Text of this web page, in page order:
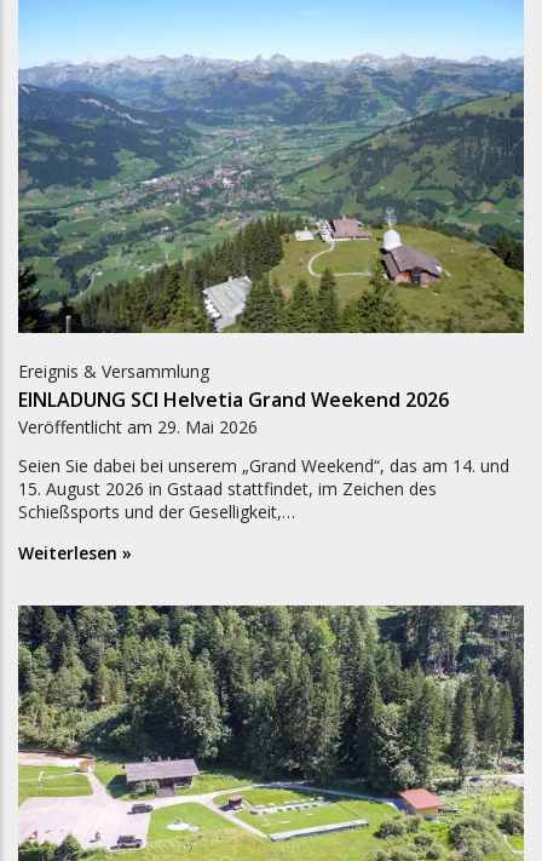
Ereignis & Versammlung
EINLADUNG SCI Helvetia Grand Weekend 2026
Veröffentlicht am 29. Mai 2026
Seien Sie dabei bei unserem „Grand Weekend“, das am 14. und
15. August 2026 in Gstaad stattfindet, im Zeichen des
Schießsports und der Geselligkeit,…
Weiterlesen »